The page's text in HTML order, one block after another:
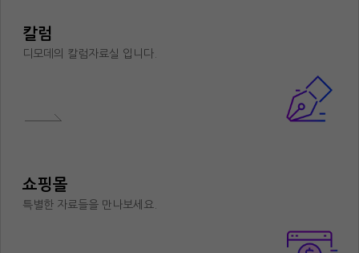
칼럼
디모데의 칼럼자료실 입니다.
쇼핑몰
특별한 자료들을 만나보세요.